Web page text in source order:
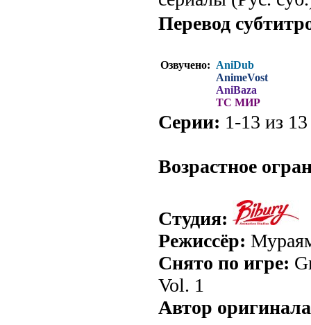
Перевод
Озвучено: AniDub
AnimeVost
AniBaza
ТС МИР
Серии: 1-13 из
Возрастное
Студия:
Режиссёр:
Снято по игре:
Vol. 1
Автор